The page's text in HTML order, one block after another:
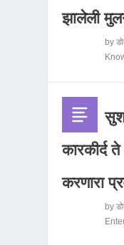
झालेली
by
कारकीर्द
करणारा
by